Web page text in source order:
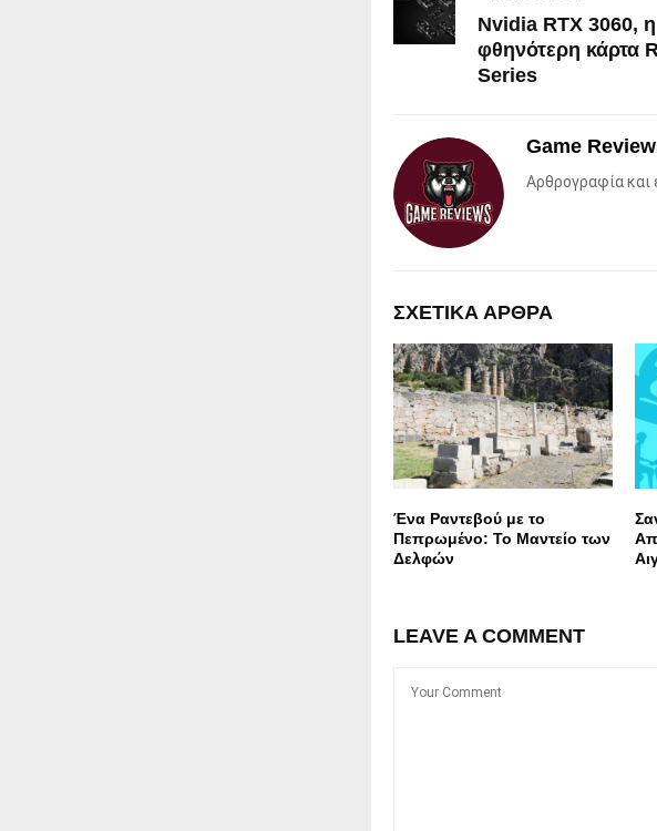
Nvidia RTX 3060, η
φθηνότερη κάρτα
Series
Game
Αρθρογραφία και
ΣΧΕΤΙΚΑ ΑΡΘΡΑ
Ένα Ραντεβού με το
Πεπρωμένο: Το Μαντείο των
Δελφών
LEAVE A COMMENT